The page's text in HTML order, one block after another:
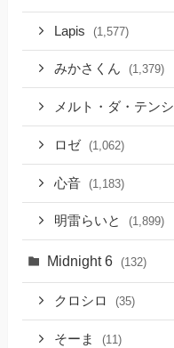
Lapis (1,577)
みかさくん (1,379)
メルト・ダ・テンシ
ロゼ (1,062)
心音 (1,183)
明雷らいと (1,899)
Midnight 6 (132)
クロシロ (35)
そーま (11)